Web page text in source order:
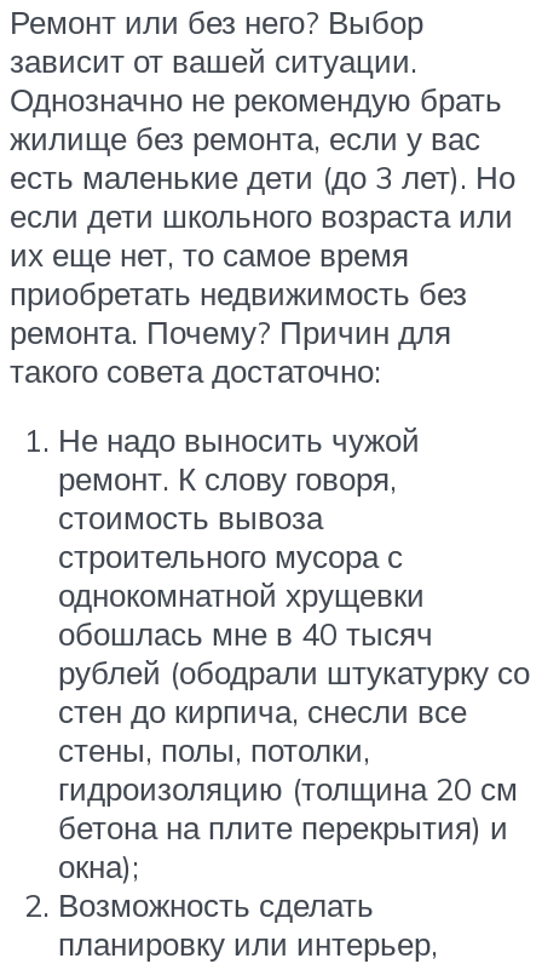
Ремонт или без него? Выбор
зависит от вашей ситуации.
Однозначно не рекомендую брать
жилище без ремонта, если у вас
есть маленькие дети (до 3 лет). Но
если дети школьного возраста или
их еще нет, то самое время
приобретать недвижимость без
ремонта. Почему? Причин для
такого совета достаточно:
Не надо выносить чужой
ремонт. К слову говоря,
стоимость вывоза
строительного мусора с
однокомнатной хрущевки
обошлась мне в 40 тысяч
рублей (ободрали штукатурку со
стен до кирпича, снесли все
стены, полы, потолки,
гидроизоляцию (толщина 20 см
бетона на плите перекрытия) и
окна);
Возможность сделать
планировку или интерьер,